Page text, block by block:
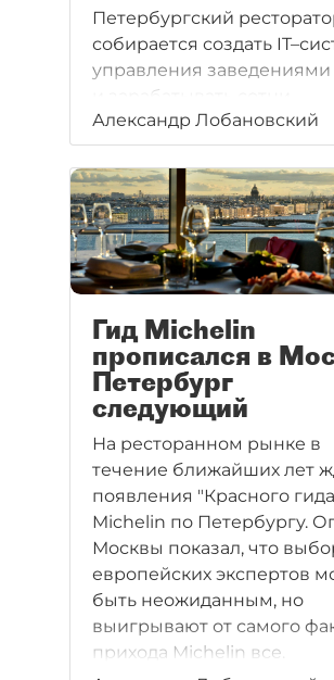
Петербургский
собирается создать
управления заведениями
и зарабатывать сотни
миллионов евро в год.
Александр Лобановский
Гид Michelin
прописался в
Петербург
следующий
На ресторанном рынке в
течение ближайших лет
появления "Красного
Michelin по Петербургу.
Москвы показал, что
европейских экспертов
быть неожиданным, но
выигрывают от самого
прихода Michelin все.